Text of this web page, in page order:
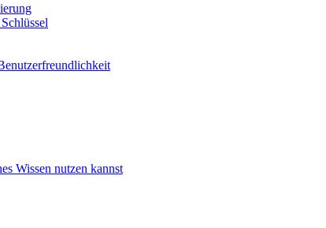
Wissen nutzen kannst